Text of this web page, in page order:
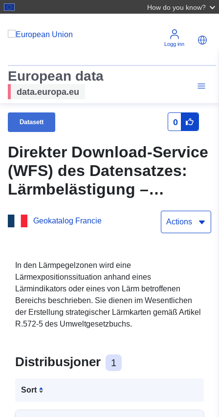
How do you know?
Logg inn
European data
data.europa.eu
Datasett 0
Direkter Download-Service
(WFS) des Datensatzes:
Lärmbelästigung –
Lärmexpositionszonen der
Departementale D2152
et-Cher
Geokatalog Francie Actions
In den Lärmpegelzonen wird eine
Lärmexpositionssituation anhand eines
Lärmindikators oder eines von Lärm betroffenen
Bereichs beschrieben. Sie dienen im Wesentlichen
der Erstellung strategischer Lärmkarten gemäß Artikel
R.572-5 des Umweltgesetzbuchs.
Distribusjoner 1
Sort